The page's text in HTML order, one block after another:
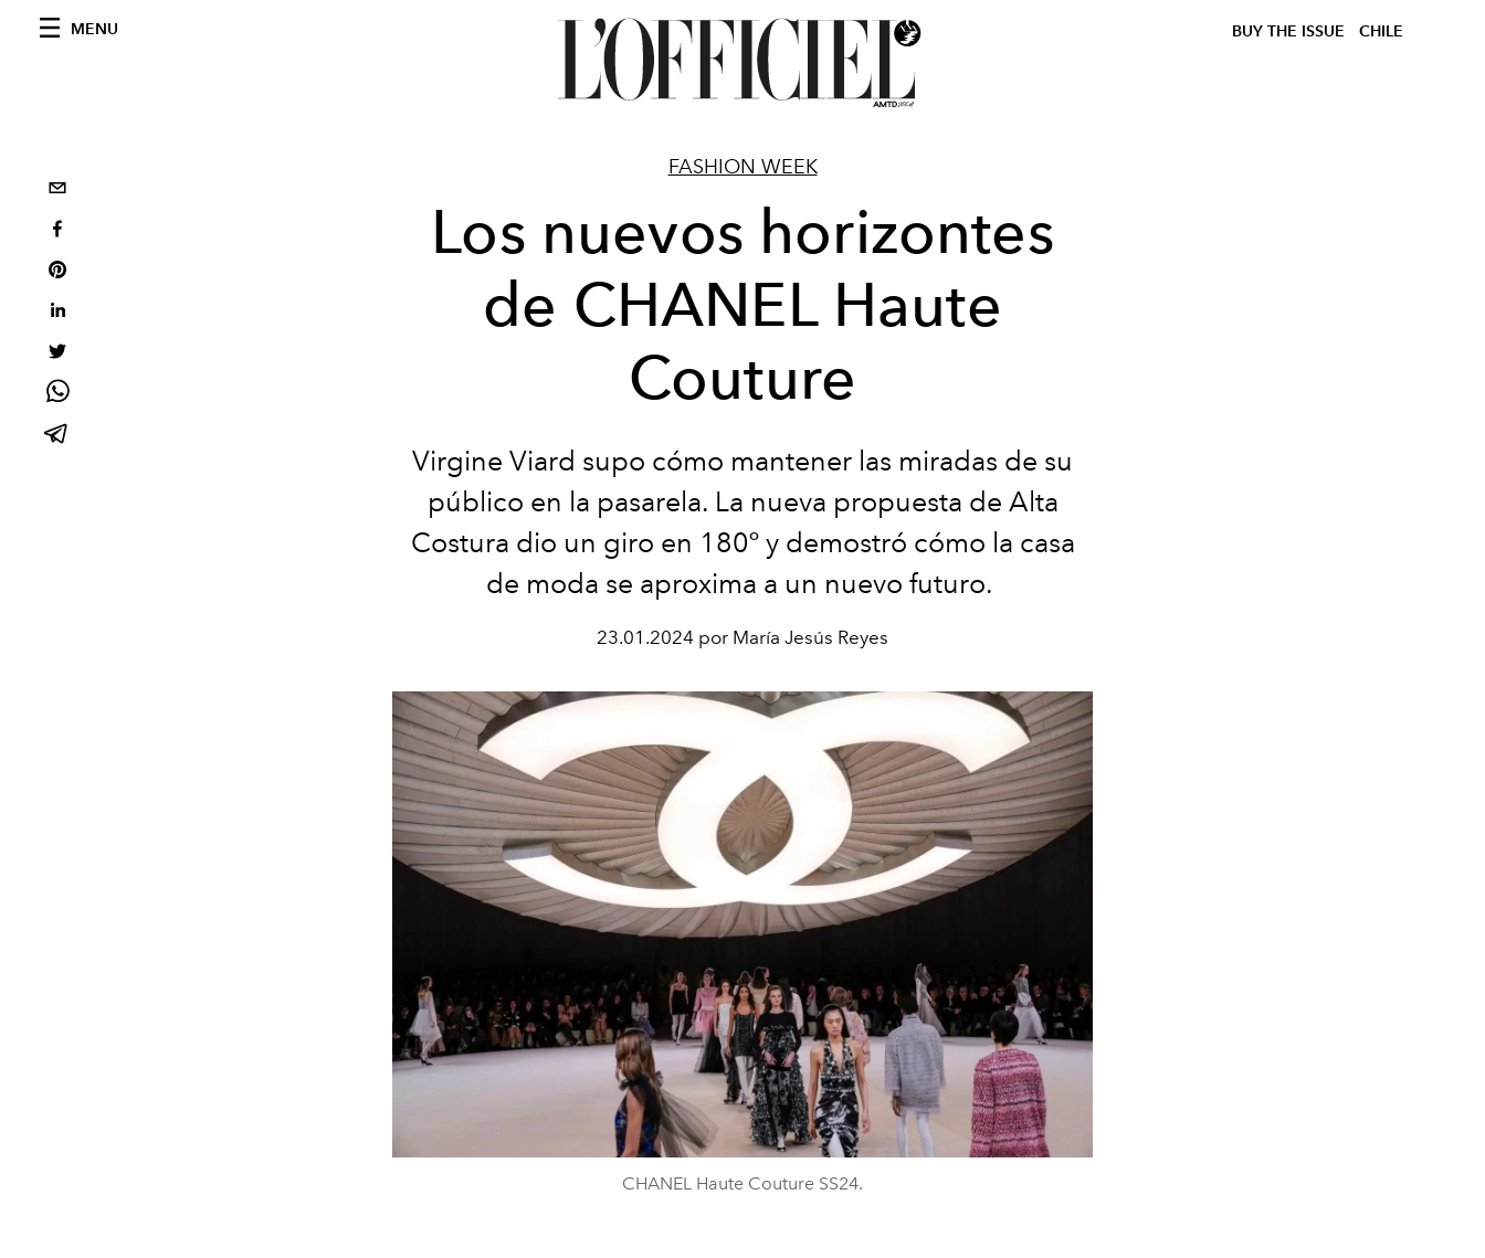
MENU BUY THE ISSUE CHILE
FASHION WEEK
Los nuevos horizontes
de CHANEL Haute
Couture
Virgine Viard supo cómo mantener las miradas de su
público en la pasarela. La nueva propuesta de Alta
Costura dio un giro en 180º y demostró cómo la casa
de moda se aproxima a un nuevo futuro.
23.01.2024 por María Jesús Reyes
CHANEL Haute Couture SS24.